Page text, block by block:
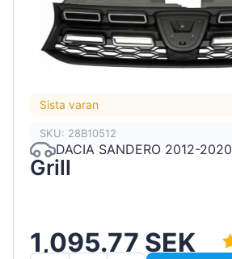
Sista varan
SKU: 28B10512
DACIA SANDERO 2012-2020
Grill
1,095.77 SEK